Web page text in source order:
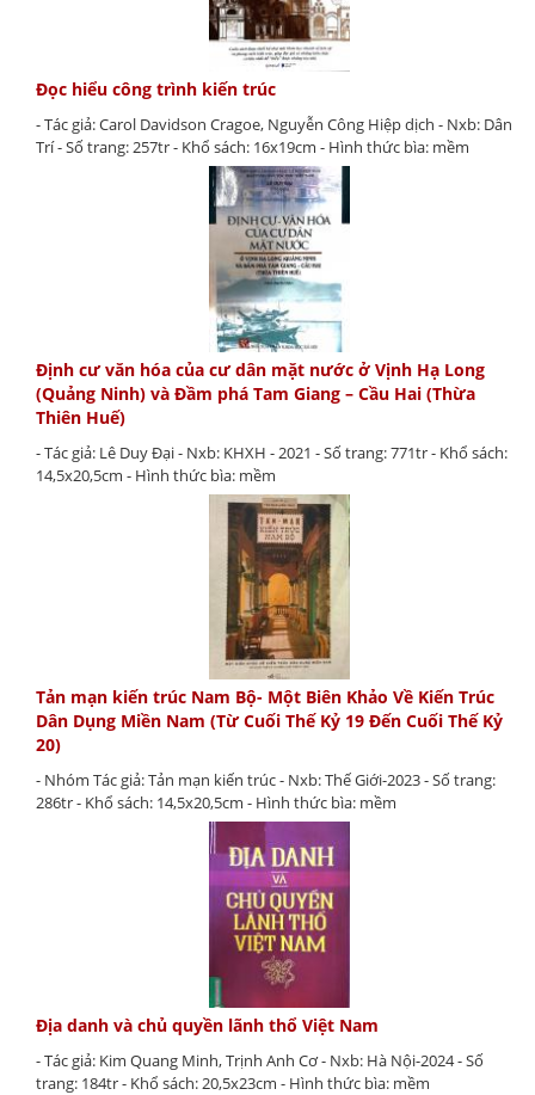
Đọc hiểu công trình kiến trúc
- Tác giả: Carol Davidson Cragoe, Nguyễn Công Hiệp dịch - Nxb: Dân
Trí - Số trang: 257tr - Khổ sách: 16x19cm - Hình thức bìa: mềm
Định cư văn hóa của cư dân mặt nước ở Vịnh Hạ Long
(Quảng Ninh) và Đầm phá Tam Giang – Cầu Hai (Thừa
Thiên Huế)
- Tác giả: Lê Duy Đại - Nxb: KHXH - 2021 - Số trang: 771tr - Khổ sách:
14,5x20,5cm - Hình thức bìa: mềm
Tản mạn kiến trúc Nam Bộ- Một Biên Khảo Về Kiến Trúc
Dân Dụng Miền Nam (Từ Cuối Thế Kỷ 19 Đến Cuối Thế Kỷ
20)
- Nhóm Tác giả: Tản mạn kiến trúc - Nxb: Thế Giới-2023 - Số trang:
286tr - Khổ sách: 14,5x20,5cm - Hình thức bìa: mềm
Địa danh và chủ quyền lãnh thổ Việt Nam
- Tác giả: Kim Quang Minh, Trịnh Anh Cơ - Nxb: Hà Nội-2024 - Số
trang: 184tr - Khổ sách: 20,5x23cm - Hình thức bìa: mềm